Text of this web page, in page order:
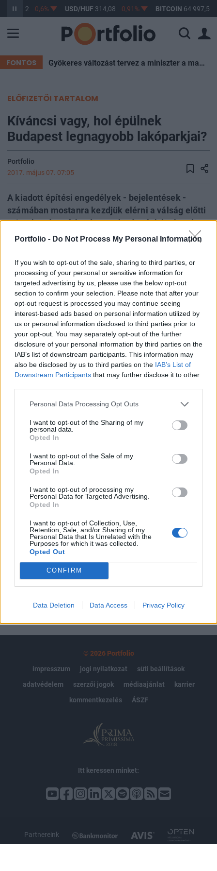
Portfolio - Do Not Process My Personal Information
If you wish to opt-out of the sale, sharing to third parties, or
processing of your personal or sensitive information for
targeted advertising by us, please use the below opt-out
section to confirm your selection. Please note that after your
opt-out request is processed you may continue seeing
interest-based ads based on personal information utilized by
us or personal information disclosed to third parties prior to
your opt-out. You may separately opt-out of the further
disclosure of your personal information by third parties on the
IAB’s list of downstream participants. This information may
also be disclosed by us to third parties on the IAB’s List of
Downstream Participants that may further disclose it to other
Personal Data Processing Opt Outs
I want to opt-out of the Sharing of my
personal data.
Opted In
I want to opt-out of the Sale of my
Personal Data.
Opted In
I want to opt-out of processing my
Personal Data for Targeted Advertising.
Opted In
I want to opt-out of Collection, Use,
Retention, Sale, and/or Sharing of my
Personal Data that Is Unrelated with the
Purposes for which it was collected.
Opted Out
CONFIRM
Data Deletion Data Access Privacy Policy
363,22 -0,6% USD/HUF 314,08 -0,91% BITCOIN 64 997,52
FONTOS Gyökeres változást tervez a miniszter a magyar iskolákban – itt a bejelentés
ELŐFIZETŐI TARTALOM
Kíváncsi vagy, hol épülnek
Budapest legnagyobb lakóparkjai?
Portfolio
2017. május 07. 07:05
A kiadott építési engedélyek - bejelentések -
számában mostanra kezdjük elérni a válság előtti
szinteket, így várhatóan az átadott lakások száma
is hamarosan jelentős növekedésnek indul. Sok
adott város vagy kerület lakásállománya több száz
új lakással is bővülhet. Az alábbiakban
megnéztük, hogy hol vannak és mi jellemző a
Budapesten épülő legnagyobb társasházakra.
Akkor jársz jól, ha nem sürgős a költözésA Budapesti
Lakáspiaci Riport adatbázisában jelenleg 392 projekt
szerepel, összesen 13 234 lakással, ami megbízható alapot
ad az új lakás piaci folyamatok vizsgálatához. Az új
lakások iránti erős keresletet jól mutatja, hogy a lakások
nagy részét a fejlesztők már az építkezési fázisban eladják,
így a kulcsrakész, beköltözhető...
KEDVES OLVASÓNK!
A keresett cikk a portfolio.hu hírarchívumához
regisztrációhoz kötött.
Portfolio.hu teljes cikkarchívum
Kötéslisták: BÉT elmúlt 2 év napon belüli
Előfizetés
MÁR ELŐFIZETŐNK VAGY?
© 2026 Portfolio
impresszum
jogi nyilatkozat
süti beállítások
adatvédelem
szerzői jogok médiaajánlat
karrier
kommentkezelés
ÁSZF
Itt keressen minket:
Partnereink